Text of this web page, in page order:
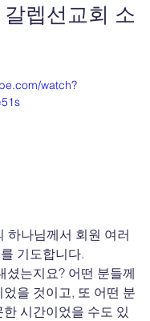
렙선교회 소
watch?
하나님께서 회원 여러
기도합니다.
셨는지요? 어떤 분들께
을 것이고, 또 어떤 분
시간이었을 수도 있